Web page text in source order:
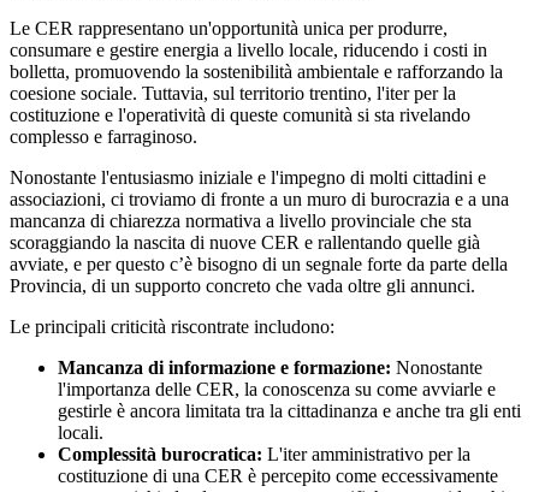
Le CER rappresentano un'opportunità unica per produrre,
consumare e gestire energia a livello locale, riducendo i costi in
bolletta, promuovendo la sostenibilità ambientale e rafforzando la
coesione sociale. Tuttavia, sul territorio trentino, l'iter per la
costituzione e l'operatività di queste comunità si sta rivelando
complesso e farraginoso.
Nonostante l'entusiasmo iniziale e l'impegno di molti cittadini e
associazioni, ci troviamo di fronte a un muro di burocrazia e a una
mancanza di chiarezza normativa a livello provinciale che sta
scoraggiando la nascita di nuove CER e rallentando quelle già
avviate, e per questo c’è bisogno di un segnale forte da parte della
Provincia, di un supporto concreto che vada oltre gli annunci.
Le principali criticità riscontrate includono:
Mancanza di informazione e formazione: Nonostante
l'importanza delle CER, la conoscenza su come avviarle e
gestirle è ancora limitata tra la cittadinanza e anche tra gli enti
locali.
Complessità burocratica: L'iter amministrativo per la
costituzione di una CER è percepito come eccessivamente